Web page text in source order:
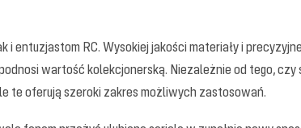
i entuzjastom RC. Wysokiej jakości materiały i
wartość kolekcjonerską. Niezależnie od tego,
te oferują szeroki zakres możliwych zastosowań.